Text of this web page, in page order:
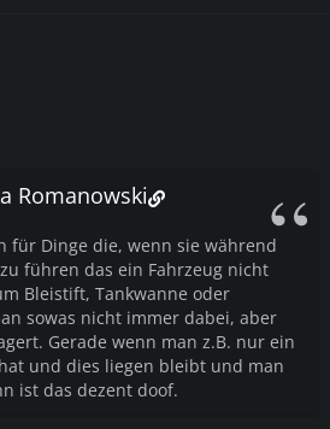
Romanowski
für Dinge die, wenn sie während
führen das ein Fahrzeug nicht
Bleistift, Tankwanne oder
sowas nicht immer dabei, aber
Gerade wenn man z.B. nur ein
und dies liegen bleibt und man
ist das dezent doof.